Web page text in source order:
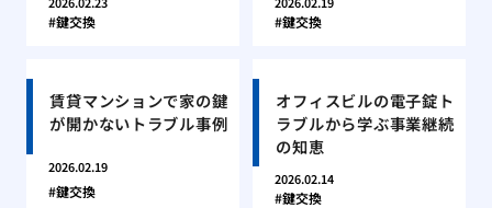
鍵交換 鍵交換
賃貸マンションで家の鍵
が開かないトラブル事例
2026.02.19
鍵交換
オフィスビルの電子錠ト
ラブルから学ぶ事業継続
の知恵
2026.02.14
鍵交換